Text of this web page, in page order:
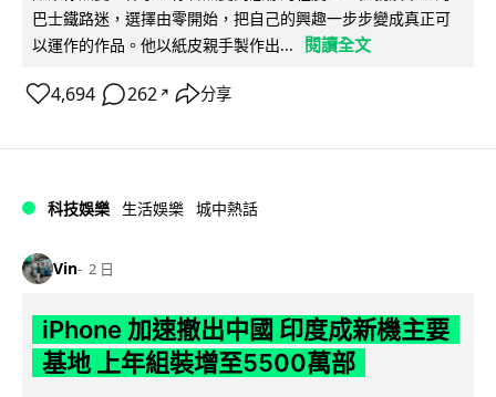
巴士鐵路迷，選擇由零開始，把自己的興趣一步步變成真正可
以運作的作品。他以紙皮親手製作出...
閱讀全文
4,694 262 ↗ 分享
科技娛樂 生活娛樂 城中熱話
Vin 2 日
iPhone 加速撤出中國 印度成新機主要
基地 上年組裝增至5500萬部